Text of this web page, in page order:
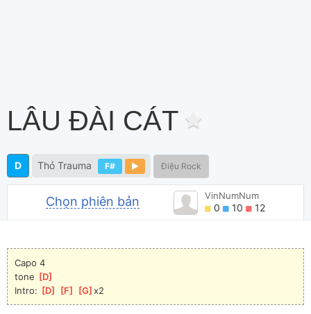
LÂU ĐÀI CÁT
D Thỏ Trauma F# Điệu Rock
Chọn phiên bản VinNumNum
0 10 12
Capo 4
tone [D
Intro: [D [F [G ]
x2